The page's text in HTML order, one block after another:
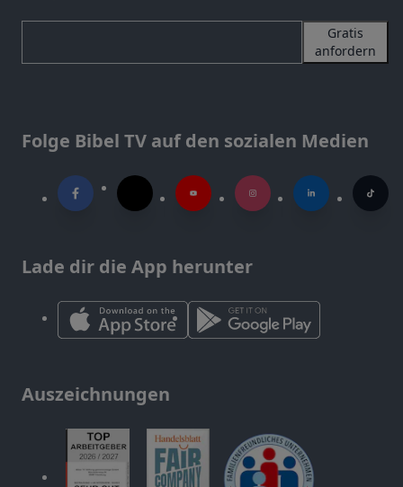
Gratis
anfordern
Folge Bibel TV auf den sozialen Medien
Lade dir die App herunter
Auszeichnungen